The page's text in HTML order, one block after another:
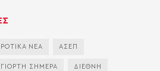
ΝΕΑ ΑΣΕΠ
ΓΙΟΡΤΗ ΣΗΜΕΡΑ ΔΙΕΘΝΗ